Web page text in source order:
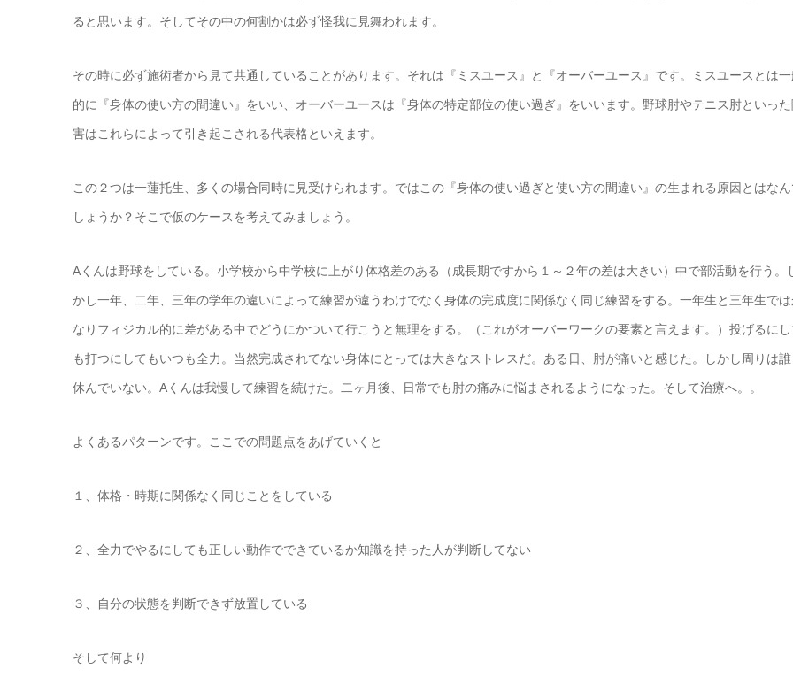
ると思います。そしてその中の何割かは必ず怪我に見舞われます。
その時に必ず施術者から見て共通していることがあります。それは『ミスユース』と『オーバーユース』です。ミスユースとは
的に『身体の使い方の間違い』をいい、オーバーユースは『身体の特定部位の使い過ぎ』をいいます。野球肘やテニス肘といっ
害はこれらによって引き起こされる代表格といえます。
この２つは一蓮托生、多くの場合同時に見受けられます。ではこの『身体の使い過ぎと使い方の間違い』の生まれる原因とはな
しょうか？そこで仮のケースを考えてみましょう。
Aくんは野球をしている。小学校から中学校に上がり体格差のある（成長期ですから１～２年の差は大きい）中で部活動を行う。
かし一年、二年、三年の学年の違いによって練習が違うわけでなく身体の完成度に関係なく同じ練習をする。一年生と三年生で
なりフィジカル的に差がある中でどうにかついて行こうと無理をする。（これがオーバーワークの要素と言えます。）投げるにし
も打つにしてもいつも全力。当然完成されてない身体にとっては大きなストレスだ。ある日、肘が痛いと感じた。しかし周りは誰
休んでいない。Aくんは我慢して練習を続けた。二ヶ月後、日常でも肘の痛みに悩まされるようになった。そして治療へ。。
よくあるパターンです。ここでの問題点をあげていくと
１、体格・時期に関係なく同じことをしている
２、全力でやるにしても正しい動作でできているか知識を持った人が判断してない
３、自分の状態を判断できず放置している
そして何より